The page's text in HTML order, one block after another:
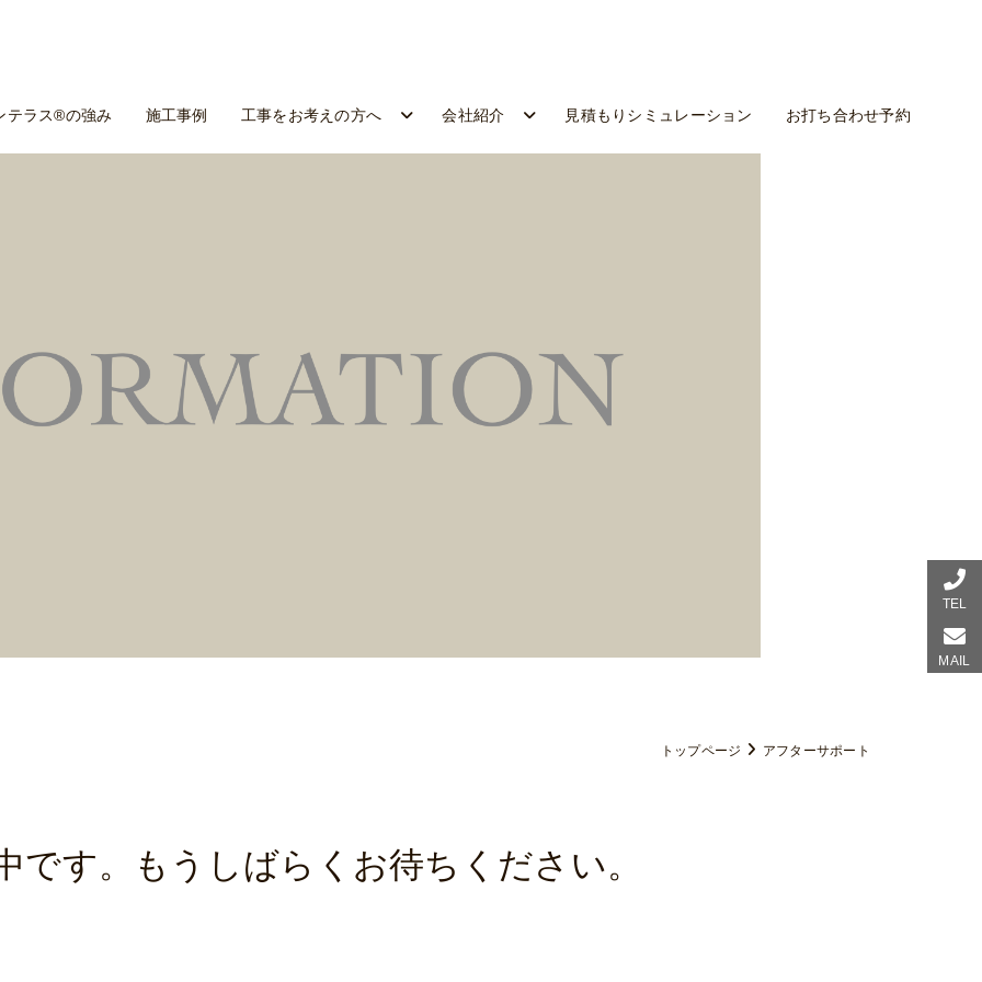
テラス®の強み 施工事例 工事をお考えの方へ 会社紹介 見積もりシミュレーション お打ち合わせ予約
トップページ アフターサポート
です。もうしばらくお待ちください。
TEL
MAIL